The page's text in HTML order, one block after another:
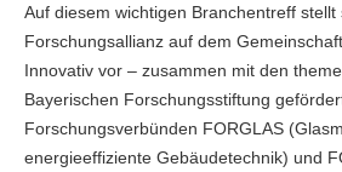
Auf diesem wichtigen Branchentreff
Forschungsallianz auf dem
Innovativ vor – zusammen mit den
Bayerischen Forschungsstiftung
Forschungsverbünden FORGLAS
energieeffiziente Gebäudetechnik) und